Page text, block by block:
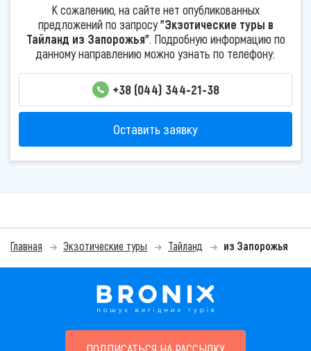
К сожалению, на сайте нет опубликованных
предложений по запросу"Экзотические туры в
Тайланд из Запорожья". Подробную информацию по
данному направлению можно узнать по телефону:
+38 (044) 344-21-38
Оставить заявку
Главная Экзотические туры Тайланд из Запорожья